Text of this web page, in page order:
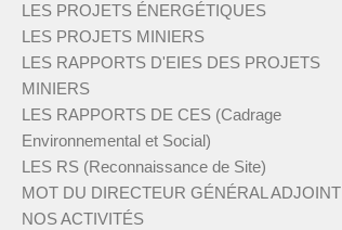
LES PROJETS ÉNERGÉTIQUES
LES PROJETS MINIERS
LES RAPPORTS D'EIES DES PROJETS
MINIERS
LES RAPPORTS DE CES (Cadrage
Environnemental et Social)
LES RS (Reconnaissance de Site)
MOT DU DIRECTEUR GÉNÉRAL ADJOINT
NOS ACTIVITÉS